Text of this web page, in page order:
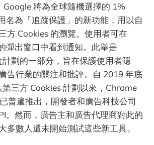
Google 將為全球隨機選擇的 1%
名為「追蹤保護」的新功能，用以自
方 Cookies 的瀏覽。使用者可在
彈出窗口中看到通知。此舉是
劃的一部分，旨在保護使用者隱
告行業的關注和批評。自 2019 年底
三方 Cookies 計劃以來，Chrome
普遍推出，開發者和廣告科技公司
。然而，廣告主和廣告代理商對此的
多數人還未開始測試這些新工具。